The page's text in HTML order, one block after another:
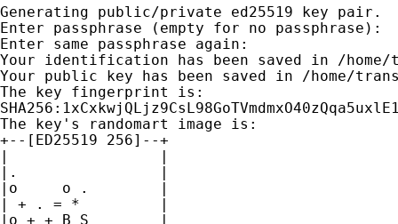
Generating public/private ed25519 key pair.
Enter passphrase (empty for no passphrase):
Enter same passphrase again:
Your identification has been saved in /home/
Your public key has been saved in /home/
The key fingerprint is:
The key's randomart image is:
+--[ED25519 256]--+
|.                |
|o     o .        |
| + . = *         |
|o + + B S        |